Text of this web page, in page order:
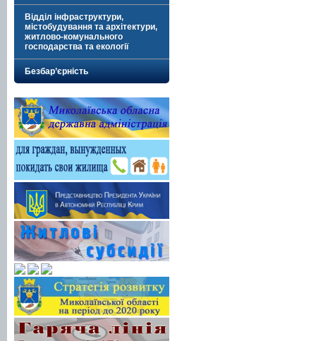
Відділ інфраструктури,
містобудування та архітектури,
житлово-комунального
господарства та екології
Безбар’єрність